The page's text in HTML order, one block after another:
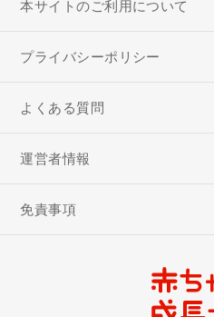
本サイトのご利用について
プライバシーポリシー
よくある質問
運営者情報
免責事項